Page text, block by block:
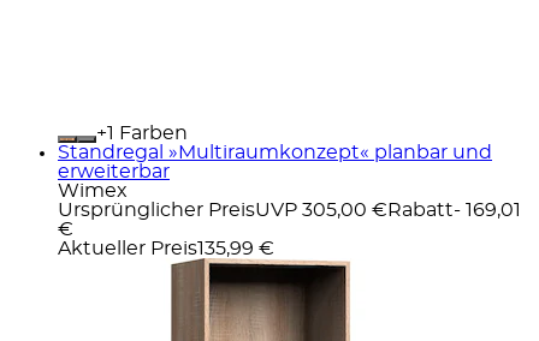
+
Farben
Standregal »Multiraumkonzept« planbar und
erweiterbar
Wimex
Ursprünglicher PreisUVP 305,00 € Rabatt- 169,01
€
Aktueller Preis135,99 €